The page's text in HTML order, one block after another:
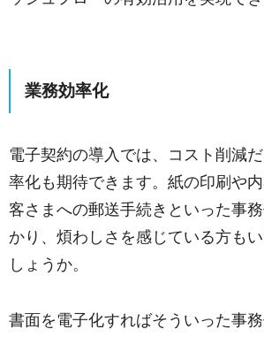
業務効率化
電子契約の導入では、コスト削減
率化も期待できます。紙の印刷や
客さまへの郵送手続きといった事
かり、煩わしさを感じている方も
しょうか。
書面を電子化すればそういった事